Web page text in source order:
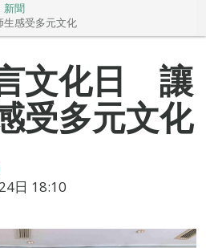
新聞
感受多元文化
文化日 讓
受多元文化
日 18:10